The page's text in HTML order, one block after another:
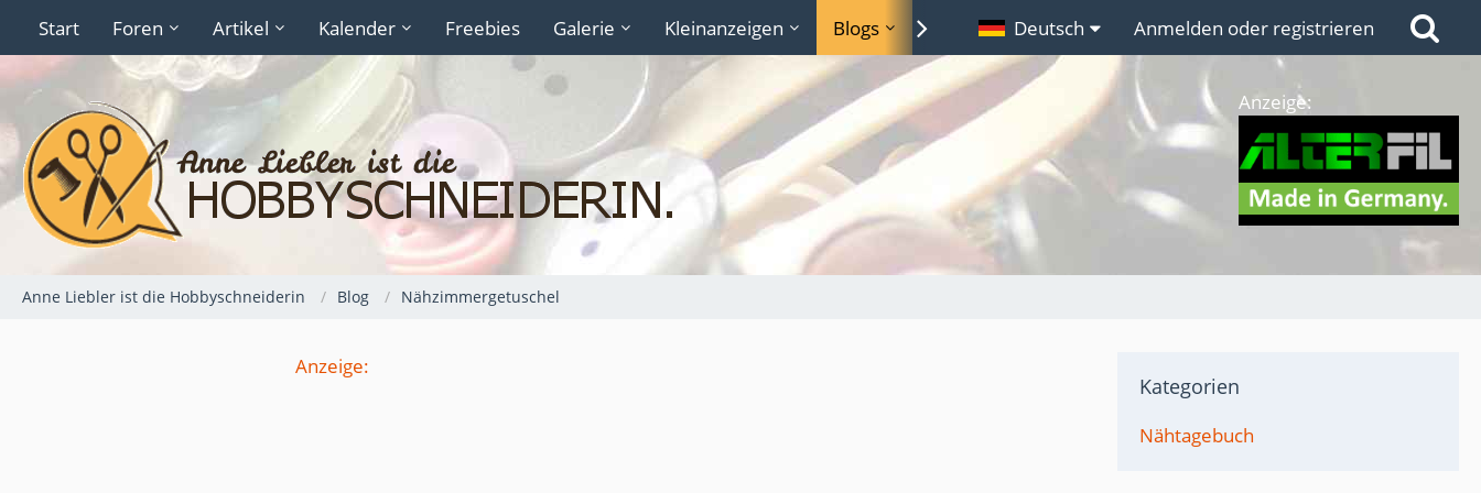
Start Foren Artikel Kalender Freebies Galerie Kleinanzeigen Blogs Lexikon Links
Deutsch Anmelden oder registrieren
Anzeige:
Anne Liebler ist die Hobbyschneiderin Blog Nähzimmergetuschel
Anzeige:
Kategorien
Nähtagebuch